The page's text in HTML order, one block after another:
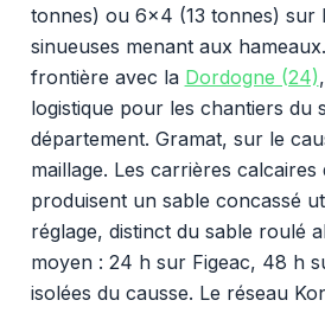
tonnes) ou 6x4 (13 tonnes) sur
sinueuses menant aux
frontière avec la Dordogne (24)
logistique pour les chantiers du
département. Gramat, sur le
maillage. Les carrières calcaires
produisent un sable concassé
réglage, distinct du sable roulé
moyen : 24 h sur Figeac, 48 h
isolées du causse. Le réseau